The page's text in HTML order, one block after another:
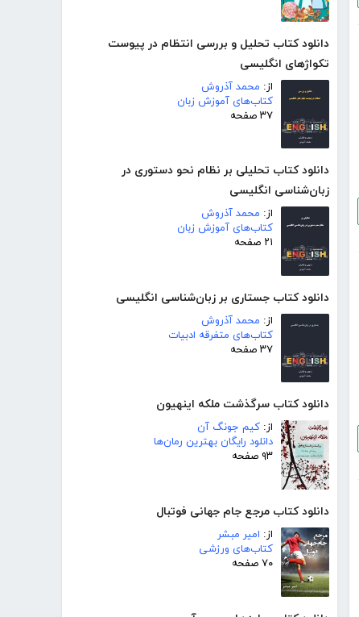
دانلود کتاب تحلیل و بررسی انتظام در پیوست
تکواژهای انگلیسی
از: محمد آذروش
کتاب‌های آموزش زبان
۳۷ صفحه
دانلود کتاب تحلیلی بر نظام نحو دستوری در
زبان‌شناسی انگلیسی
از: محمد آذروش
کتاب‌های آموزش زبان
۲۱ صفحه
دانلود کتاب جستاری بر زبان‌شناسی انگلیسی
از: محمد آذروش
کتاب‌های متفرقه ادبیات
۳۷ صفحه
دانلود کتاب سرگذشت ملکه اینهیون
از: کیم جونگ آن
دانلود رایگان بهترین رمان‌ها
۹۳ صفحه
دانلود کتاب مرجع جام جهانی فوتبال
از: امیر مبشر
کتاب‌های ورزشی
۷۰ صفحه